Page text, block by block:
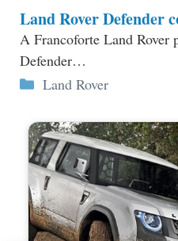
Land Rover Defender
A Francoforte Land Rover
Defender…
Categorie
Land Rover